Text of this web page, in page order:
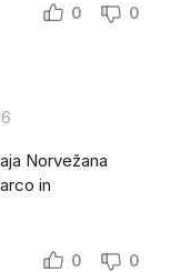
0 0
Norvežana
in
0 0